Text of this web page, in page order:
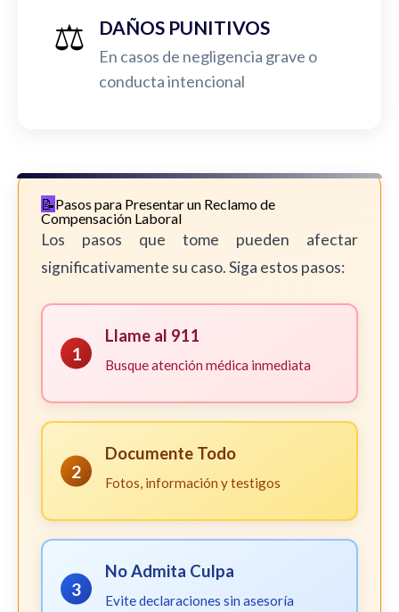
⚖️ DAÑOS PUNITIVOS
En casos de negligencia grave o
conducta intencional
Pasos para Presentar un Reclamo de
Compensación Laboral
Los pasos que tome pueden afectar
significativamente su caso. Siga estos pasos:
1
Llame al 911
Busque atención médica inmediata
2
Documente Todo
Fotos, información y testigos
3
No Admita Culpa
Evite declaraciones sin asesoría